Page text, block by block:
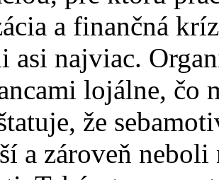
a finančná
asi najviac.
lojálne, čo
že
a zároveň